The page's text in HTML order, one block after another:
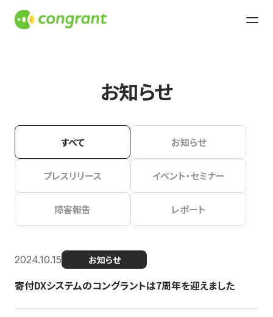
お知らせ
すべて お知らせ
プレスリリース イベント・セミナー
障害報告 レポート
2024.10.15 お知らせ
寄付DXシステムのコングラントは7周年を迎えました